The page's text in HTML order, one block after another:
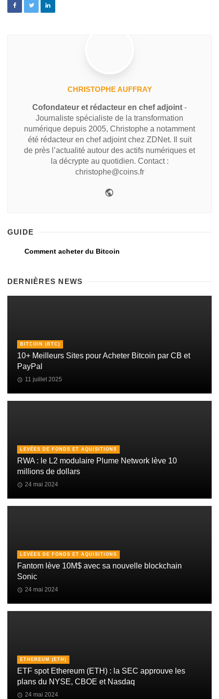
CHRISTOPHE AUFFRAY
Cofondateur et rédacteur en chef adjoint -
Journaliste spécialiste de la transformation
numérique depuis 2005, Christophe a notamment
été rédacteur en chef adjoint chez ZDNet. Il suit
de près l’actualité autour des actifs numériques et
la décrypte au quotidien. Contact :
christophe@coins.fr
GUIDE
Comment acheter du Bitcoin
DERNIÈRES NEWS
BITCOIN (BTC)
10+ Meilleurs Sites pour Acheter Bitcoin par CB et
PayPal
11 juillet 2025
LEVÉES DE FONDS ET AQUISITIONS
RWA : le L2 modulaire Plume Network lève 10
millions de dollars
24 mai 2024
LEVÉES DE FONDS ET AQUISITIONS
Fantom lève 10M$ avec sa nouvelle blockchain
Sonic
24 mai 2024
ETHEREUM (ETH)
ETF spot Ethereum (ETH) : la SEC approuve les
plans du NYSE, CBOE et Nasdaq
24 mai 2024